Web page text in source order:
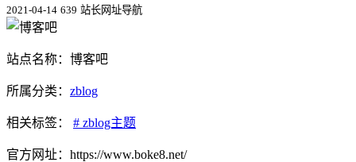
2021-04-14 639 站长网址导航
站点名称：博客吧
所属分类： zblog
相关标签： # zblog主题
官方网址：https://www.boke8.net/